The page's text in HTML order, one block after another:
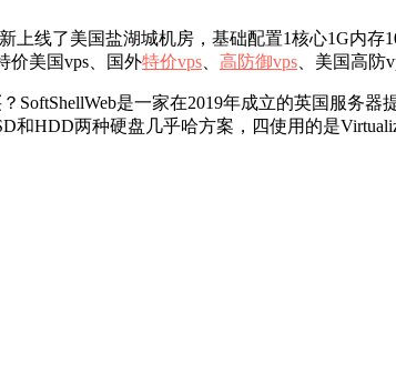
上线了美国盐湖城机房，基础配置1核心1G内
价美国vps、国外特价vps 高防御vps 、美国高
SoftShellWeb是一家在2019年成立的英国服务
HDD两种硬盘几乎哈方案，四使用的是